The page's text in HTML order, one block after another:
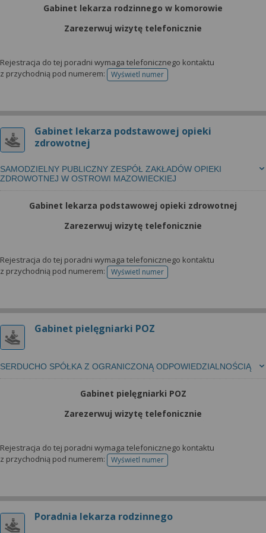
Gabinet lekarza rodzinnego w komorowie
Zarezerwuj wizytę telefonicznie
Rejestracja do tej poradni wymaga telefonicznego kontaktu
z przychodnią pod numerem:
Wyświetl numertelefonu do rejestracji
Gabinet lekarza podstawowej opieki
zdrowotnej
SAMODZIELNY PUBLICZNY ZESPÓŁ ZAKŁADÓW OPIEKI
ZDROWOTNEJ W OSTROWI MAZOWIECKIEJ
Gabinet lekarza podstawowej opieki zdrowotnej
Zarezerwuj wizytę telefonicznie
Rejestracja do tej poradni wymaga telefonicznego kontaktu
z przychodnią pod numerem:
Wyświetl numertelefonu do rejestracji
Gabinet pielęgniarki POZ
SERDUCHO SPÓŁKA Z OGRANICZONĄ ODPOWIEDZIALNOŚCIĄ
Gabinet pielęgniarki POZ
Zarezerwuj wizytę telefonicznie
Rejestracja do tej poradni wymaga telefonicznego kontaktu
z przychodnią pod numerem:
Wyświetl numertelefonu do rejestracji
Poradnia lekarza rodzinnego
możesz też wycofać zgodę na przetwarzanie Twoich
danych tylko w niektórych celach. Jeżeli chcesz
konfigurację szczegółową, to możesz tego dokonać
za pomocą „Ustawień zaawansowanych”.
znajdziesz w Regulaminie Serwisu.